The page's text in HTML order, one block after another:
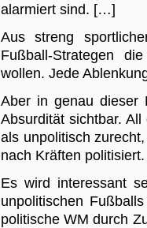
alarmiert sind. […]
Aus streng
Fußball-Strategen
wollen. Jede
Aber in genau dieser
Absurdität sichtbar.
als unpolitisch
nach Kräften
Es wird interessant
unpolitischen
politische WM durch